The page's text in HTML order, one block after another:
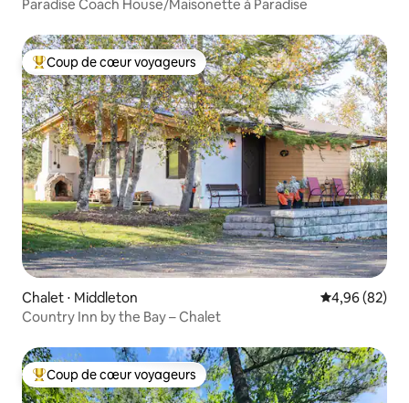
Paradise Coach House/Maisonette à Paradise
Coups de cœur voyageurs les plus appréciés
Coup de cœur voyageurs
Chalet ⋅ Middleton Évaluation
4,96 (82)
Country Inn by the Bay – Chalet
Coups de cœur voyageurs les plus appréciés
Coup de cœur voyageurs